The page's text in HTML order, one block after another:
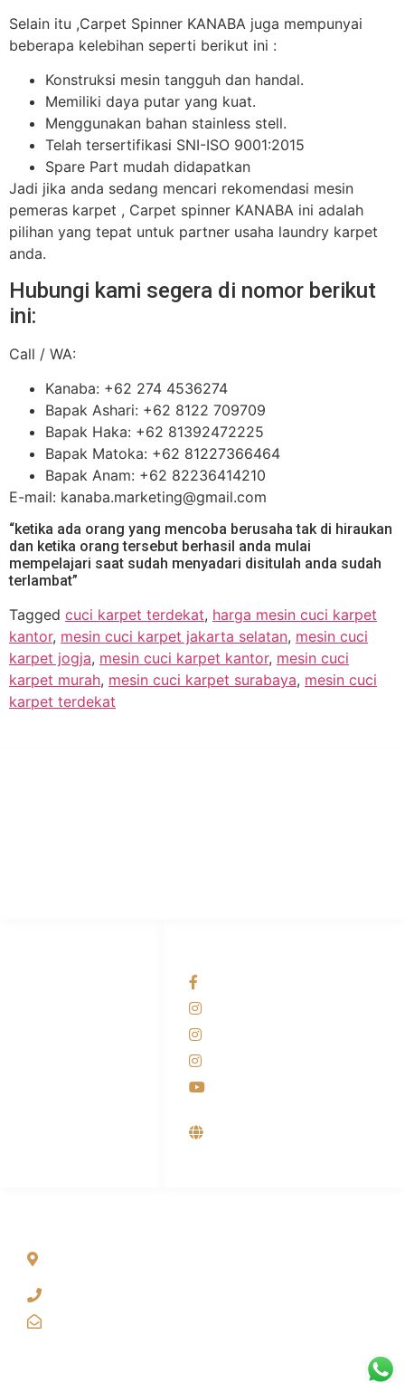
Selain itu ,Carpet Spinner KANABA juga mempunyai
beberapa kelebihan seperti berikut ini :
Konstruksi mesin tangguh dan handal.
Memiliki daya putar yang kuat.
Menggunakan bahan stainless stell.
Telah tersertifikasi SNI-ISO 9001:2015
Spare Part mudah didapatkan
Jadi jika anda sedang mencari rekomendasi mesin
pemeras karpet , Carpet spinner KANABA ini adalah
pilihan yang tepat untuk partner usaha laundry karpet
anda.
Hubungi kami segera di nomor berikut
ini:
Call / WA:
Kanaba: +62 274 4536274
Bapak Ashari: +62 8122 709709
Bapak Haka: +62 81392472225
Bapak Matoka: +62 81227366464
Bapak Anam: +62 82236414210
E-mail: kanaba.marketing@gmail.com
“ketika ada orang yang mencoba berusaha tak di hiraukan
dan ketika orang tersebut berhasil anda mulai
mempelajari saat sudah menyadari disitulah anda sudah
terlambat”
Tagged cuci karpet terdekat, harga mesin cuci karpet
kantor, mesin cuci karpet jakarta selatan, mesin cuci
karpet jogja, mesin cuci karpet kantor, mesin cuci
karpet murah, mesin cuci karpet surabaya, mesin cuci
karpet terdekat